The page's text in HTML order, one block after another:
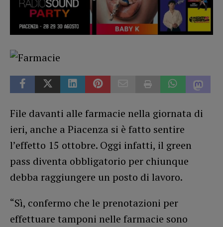
File davanti alle farmacie nella giornata di
ieri, anche a Piacenza si è fatto sentire
l’effetto 15 ottobre. Oggi infatti, il green
pass diventa obbligatorio per chiunque
debba raggiungere un posto di lavoro.
“Sì, confermo che le prenotazioni per
effettuare tamponi nelle farmacie sono